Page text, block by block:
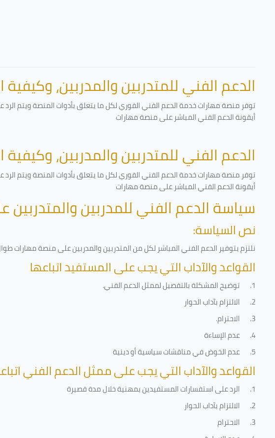
الدعم الفني للمتدربين والمدربين،
توفر منصة مهارات خدمة الدعم الفني الفوري لكل ما يتعلق بأدوات المنصة ويتم
أيقونة الدعم الفني المباشر على منصة مهارات
الدعم الفني للمتدربين والمدربين،
توفر منصة مهارات خدمة الدعم الفني الفوري لكل ما يتعلق بأدوات المنصة ويتم
أيقونة الدعم الفني المباشر على منصة مهارات
سياسة الدعم الفني للمدربين
نص السياسة:
نلتزم بتوفير الدعم الفني المباشر لكل من المتدربين والمدربين على منصة مهارات
القواعد والآداب التي يجب على المستفيد اتباعها
1. توضيح المشكلة بالتفصيل لممثل الدعم الفني.
2.
الالتزام بآداب الحوار
3.
الاحترام.
4.
عدم الإساءة
5.
عدم الخوض في مناقشات سياسية أو دينية
القواعد والآداب التي يجب على ممثل الدعم الفني
1.
الرد على استفسارات المستفيدين بمهنية خلال مدة قصيرة
2.
الالتزام بآداب الحوار
3.
الاحترام